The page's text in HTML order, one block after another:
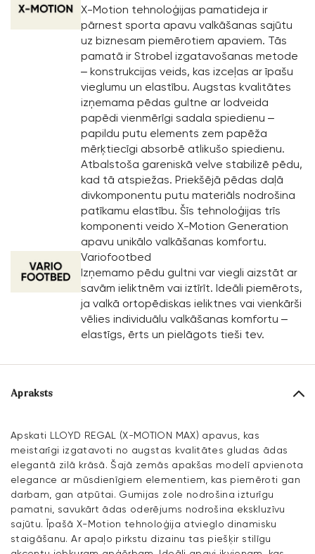
X-Motion tehnoloģijas pamatideja ir
pārnest sporta apavu valkāšanas sajūtu
uz biznesam piemērotiem apaviem. Tās
pamatā ir Strobel izgatavošanas metode
– konstrukcijas veids, kas izceļas ar īpašu
vieglumu un elastību. Augstas kvalitātes
izņemama pēdas gultne ar lodveida
papēdi vienmērīgi sadala spiedienu –
papildu putu elements zem papēža
mērķtiecīgi absorbē atlikušo spiedienu.
Atbalstoša gareniskā velve stabilizē pēdu,
kad tā atspiežas. Priekšējā pēdas daļā
divkomponentu putu materiāls nodrošina
patīkamu elastību. Šīs tehnoloģijas trīs
komponenti veido X-Motion Generation
apavu unikālo valkāšanas komfortu.
Variofootbed
Izņemamo pēdu gultni var viegli aizstāt ar
savām ieliktnēm vai iztīrīt. Ideāli piemērots,
ja valkā ortopēdiskas ieliktnes vai vienkārši
vēlies individuālu valkāšanas komfortu –
elastīgs, ērts un pielāgots tieši tev.
Apraksts
Apskati LLOYD REGAL (X-MOTION MAX) apavus, kas
meistarīgi izgatavoti no augstas kvalitātes gludas ādas
elegantā zilā krāsā. Šajā zemās apakšas modelī apvienota
elegance ar mūsdienīgiem elementiem, kas piemēroti gan
darbam, gan atpūtai. Gumijas zole nodrošina izturīgu
pamatni, savukārt ādas oderējums nodrošina ekskluzīvu
sajūtu. Īpašā X-Motion tehnoloģija atvieglo dinamisku
staigāšanu. Ar apaļo pirkstu dizainu tas piešķir stilīgu